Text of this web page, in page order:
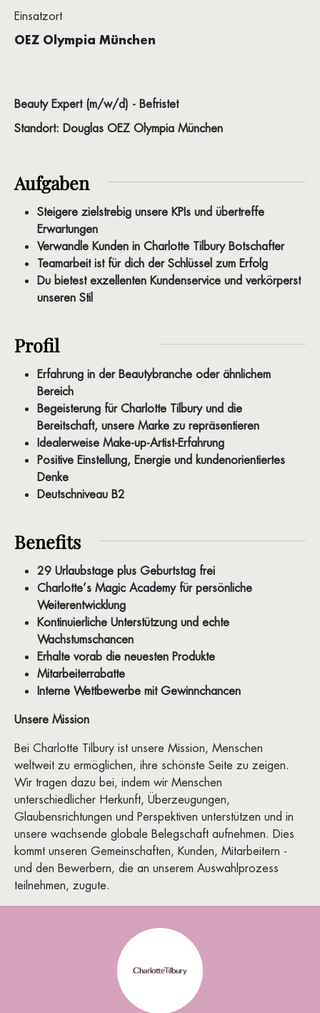
Einsatzort
OEZ Olympia München
Beauty Expert (m/w/d) - Befristet
Standort: Douglas OEZ Olympia München
Aufgaben
Steigere zielstrebig unsere KPIs und übertreffe
Erwartungen
Verwandle Kunden in Charlotte Tilbury Botschafter
Teamarbeit ist für dich der Schlüssel zum Erfolg
Du bietest exzellenten Kundenservice und verkörperst
unseren Stil
Profil
Erfahrung in der Beautybranche oder ähnlichem
Bereich
Begeisterung für Charlotte Tilbury und die
Bereitschaft, unsere Marke zu repräsentieren
Idealerweise Make-up-Artist-Erfahrung
Positive Einstellung, Energie und kundenorientiertes
Denke
Deutschniveau B2
Benefits
29 Urlaubstage plus Geburtstag frei
Charlotte’s Magic Academy für persönliche
Weiterentwicklung
Kontinuierliche Unterstützung und echte
Wachstumschancen
Erhalte vorab die neuesten Produkte
Mitarbeiterrabatte
Interne Wettbewerbe mit Gewinnchancen
Unsere Mission
Bei Charlotte Tilbury ist unsere Mission, Menschen
weltweit zu ermöglichen, ihre schönste Seite zu zeigen.
Wir tragen dazu bei, indem wir Menschen
unterschiedlicher Herkunft, Überzeugungen,
Glaubensrichtungen und Perspektiven unterstützen und in
unsere wachsende globale Belegschaft aufnehmen. Dies
kommt unseren Gemeinschaften, Kunden, Mitarbeitern -
und den Bewerbern, die an unserem Auswahlprozess
teilnehmen, zugute.